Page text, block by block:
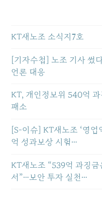
KT새노조 소식지7호
[기자수첩] 노조 기사 썼
언론 대응
KT, 개인정보위 540억
패소
[S-이슈] KT새노조 ‘영
억 성과보상 시험…
KT새노조 “539억 과징
서”…보안 투자 실천…